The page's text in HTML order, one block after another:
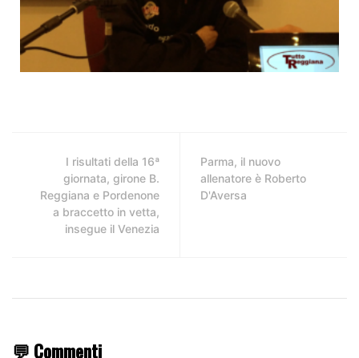
I risultati della 16ª
giornata, girone B.
Reggiana e Pordenone
a braccetto in vetta,
insegue il Venezia
Parma, il nuovo
allenatore è Roberto
D'Aversa
💬 Commenti